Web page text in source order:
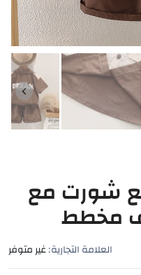
3 قطع شورت مع
مخطط
العلامة التجارية: غير متوفر